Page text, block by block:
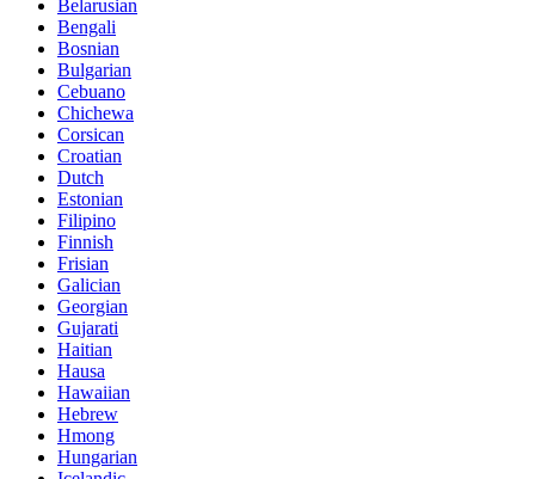
Belarusian
Bengali
Bosnian
Bulgarian
Cebuano
Chichewa
Corsican
Croatian
Dutch
Estonian
Filipino
Finnish
Frisian
Galician
Georgian
Gujarati
Haitian
Hausa
Hawaiian
Hebrew
Hmong
Hungarian